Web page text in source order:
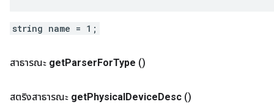
string name = 1;
สาธารณะ getParserForType ()
สตริงสาธารณะ getPhysicalDeviceDesc ()